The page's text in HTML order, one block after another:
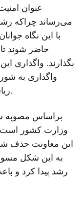
عنوان
می‌رساند چراکه رشد
با این نگاه
حاضر شوند
بگذارند. واگذاری
واگذاری به
ریاست آن را وزیر کشور به عهده دارد.
وزارت کشور است
این معاونت حذف شد
به این شکل
رشد پیدا کرد و